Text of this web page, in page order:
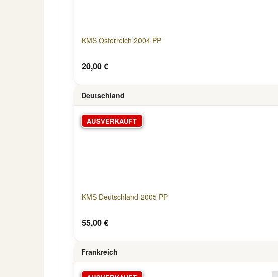
KMS Österreich 2004 PP
20,00 €
Deutschland
AUSVERKAUFT
KMS Deutschland 2005 PP
55,00 €
Frankreich